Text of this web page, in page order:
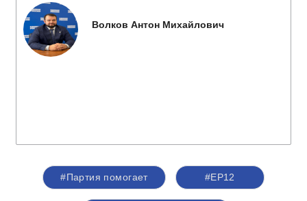
Волков Антон Михайлович
#Партия помогает #ЕР12